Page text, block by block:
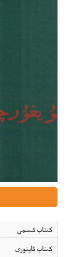
كىتاب ئىسمى
كىتاب ئاپتورى